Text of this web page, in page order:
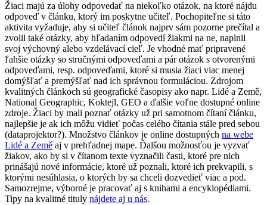
Žiaci majú za úlohy odpovedať na niekoľko otázok, na ktoré nájdu
odpoveď v článku, ktorý im poskytne učiteľ. Pochopiteľne si táto
aktivita vyžaduje, aby si učiteľ článok najprv sám pozorne prečítal a
zvolil také otázky, aby hľadaním odpovedí žiakmi na ne, naplnil
svoj výchovný alebo vzdelávací cieľ. Je vhodné mať pripravené
ľahšie otázky so stručnými odpoveďami a pár otázok s otvorenými
odpoveďami, resp. odpoveďami, ktoré si musia žiaci viac menej
domýšľať a premýšľať nad ich správnou formuláciou. Zdrojom
kvalitných článkoch sú geografické časopisy ako napr. Lidé a Země,
National Geographic, Koktejl, GEO a ďalšie voľne dostupné online
zdroje. Žiaci by mali poznať otázky už pri samotnom čítaní článku,
najlepšie je ak ich môžu vidieť počas celého čítania stále pred sebou
(dataprojektor?). Množstvo článkov je online dostupných na webe
Lidé a Země aj v prehľadnej mape. Ďalšou možnosťou je vyzvať
žiakov, ako by si v čítanom texte vyznačili časti, ktoré pre nich
prinášajú nové informácie, ktoré už poznali, ktoré ich prekvapili, s
ktorými nesúhlasia, o ktorých by sa chceli dozvedieť viac a pod.
Samozrejme, výborné je pracovať aj s knihami a encyklopédiami.
Tipy na kvalitné tituly nájdete aj u nás.